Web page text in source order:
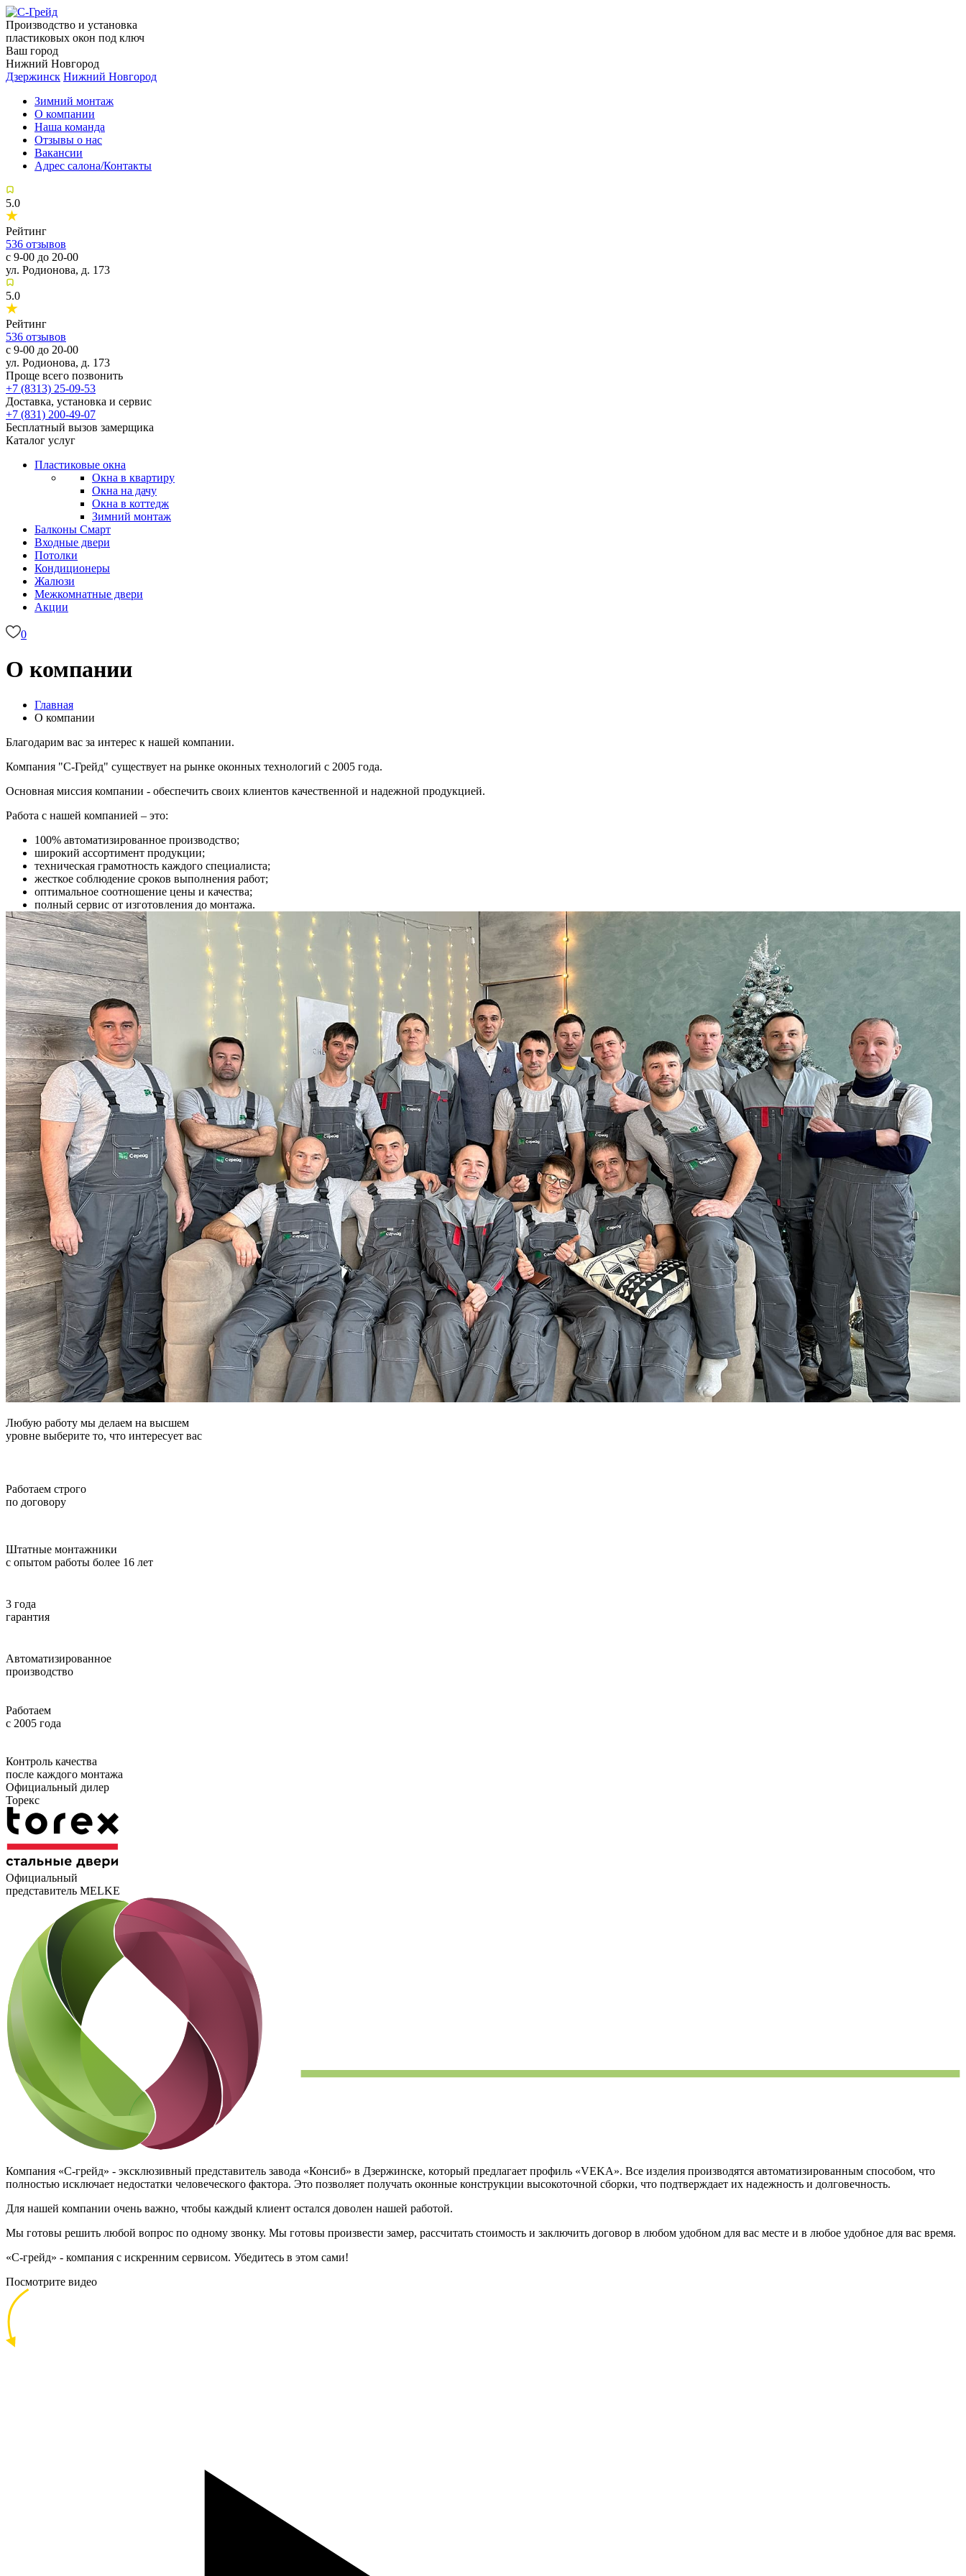
Производство и установка
пластиковых окон под ключ
Ваш город
Нижний Новгород
Дзержинск Нижний Новгород
Зимний монтаж
О компании
Наша команда
Отзывы о нас
Вакансии
Адрес салона/Контакты
5.0
Рейтинг
536 отзывов
с 9-00 до 20-00
ул. Родионова, д. 173
5.0
Рейтинг
536 отзывов
с 9-00 до 20-00
ул. Родионова, д. 173
Проще всего позвонить
+7 (8313) 25-09-53
Доставка, установка и сервис
+7 (831) 200-49-07
Бесплатный вызов замерщика
Каталог услуг
Пластиковые окна
Окна в квартиру
Окна на дачу
Окна в коттедж
Зимний монтаж
Балконы Смарт
Входные двери
Потолки
Кондиционеры
Жалюзи
Межкомнатные двери
Акции
0
О компании
Главная
О компании
Благодарим вас за интерес к нашей компании.
Компания "С-Грейд" существует на рынке оконных технологий с 2005 года.
Основная миссия компании - обеспечить своих клиентов качественной и надежной продукцией.
Работа с нашей компанией – это:
100% автоматизированное производство;
широкий ассортимент продукции;
техническая грамотность каждого специалиста;
жесткое соблюдение сроков выполнения работ;
оптимальное соотношение цены и качества;
полный сервис от изготовления до монтажа.
Любую работу мы делаем на высшем
уровне выберите то, что интересует вас
Работаем строго
по договору
Штатные монтажники
с опытом работы более 16 лет
3 года
гарантия
Автоматизированное
производство
Работаем
с 2005 года
Контроль качества
после каждого монтажа
Официальный дилер
Торекс
Официальный
представитель MELKE
Компания «С-грейд» - эксклюзивный представитель завода «Консиб» в Дзержинске, который предлагает профиль «VEKA». Все изделия производятся автоматизированным способом, что
полностью исключает недостатки человеческого фактора. Это позволяет получать оконные конструкции высокоточной сборки, что подтверждает их надежность и долговечность.
Для нашей компании очень важно, чтобы каждый клиент остался доволен нашей работой.
Мы готовы решить любой вопрос по одному звонку. Мы готовы произвести замер, рассчитать стоимость и заключить договор в любом удобном для вас месте и в любое удобное для вас время.
«С-грейд» - компания с искренним сервисом. Убедитесь в этом сами!
Посмотрите видео